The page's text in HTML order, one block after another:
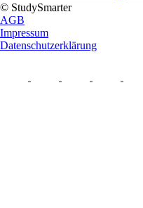
© StudySmarter
AGB
Impressum
Datenschutzerklärung